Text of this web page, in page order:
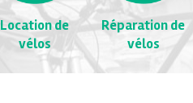
Location de
vélos
Réparation de
vélos